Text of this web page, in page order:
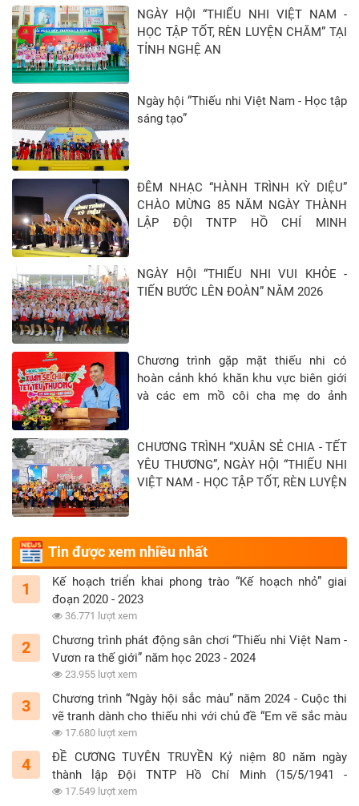
NGÀY HỘI “THIẾU NHI VIỆT NAM -
HỌC TẬP TỐT, RÈN LUYỆN CHĂM” TẠI
TỈNH NGHỆ AN
Ngày hội “Thiếu nhi Việt Nam - Học tập
sáng tạo”
ĐÊM NHẠC “HÀNH TRÌNH KỲ DIỆU”
CHÀO MỪNG 85 NĂM NGÀY THÀNH
LẬP ĐỘI TNTP HỒ CHÍ MINH
NGÀY HỘI “THIẾU NHI VUI KHỎE -
TIẾN BƯỚC LÊN ĐOÀN” NĂM 2026
Chương trình gặp mặt thiếu nhi có
hoàn cảnh khó khăn khu vực biên giới
và các em mồ côi cha mẹ do ảnh
chia - Tết yêu thương” năm 2026
CHƯƠNG TRÌNH “XUÂN SẺ CHIA - TẾT
YÊU THƯƠNG”, NGÀY HỘI “THIẾU NHI
VIỆT NAM - HỌC TẬP TỐT, RÈN LUYỆN
Tin được xem nhiều nhất
1
Kế hoạch triển khai phong trào “Kế hoạch nhỏ” giai
đoạn 2020 - 2023
36.771 lượt xem
2
Chương trình phát động sân chơi “Thiếu nhi Việt Nam -
Vươn ra thế giới” năm học 2023 - 2024
23.955 lượt xem
3
Chương trình “Ngày hội sắc màu” năm 2024 - Cuộc thi
vẽ tranh dành cho thiếu nhi với chủ đề “Em vẽ sắc màu
tình nguyện”
17.680 lượt xem
4
ĐỀ CƯƠNG TUYÊN TRUYỀN Kỷ niệm 80 năm ngày
thành lập Đội TNTP Hồ Chí Minh (15/5/1941 -
15/5/2021)
17.549 lượt xem